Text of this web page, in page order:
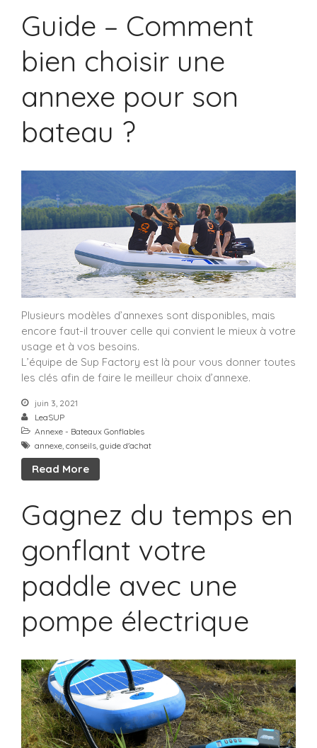
Guide – Comment
bien choisir une
annexe pour son
bateau ?
Plusieurs modèles d’annexes sont disponibles, mais
encore faut-il trouver celle qui convient le mieux à votre
usage et à vos besoins.
L’équipe de Sup Factory est là pour vous donner toutes
les clés afin de faire le meilleur choix d’annexe.
juin 3, 2021
LeaSUP
Annexe - Bateaux Gonflables
annexe, conseils, guide d'achat
Read More
Gagnez du temps en
gonflant votre
paddle avec une
pompe électrique